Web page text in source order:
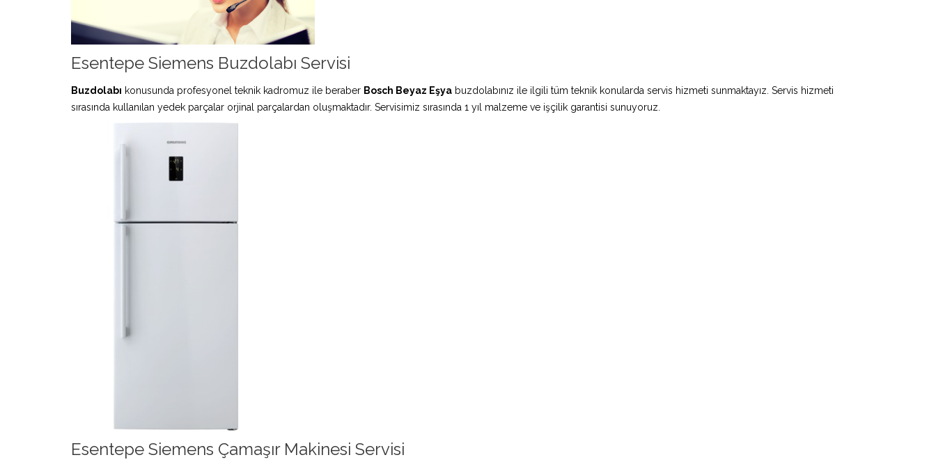
Esentepe Siemens Buzdolabı Servisi
Buzdolabı konusunda profesyonel teknik kadromuz ile beraber Bosch Beyaz Eşya buzdolabınız ile ilgili tüm teknik konularda servis hizmeti sunmaktayız. Servis hizmeti
sırasında kullanılan yedek parçalar orjinal parçalardan oluşmaktadır. Servisimiz sırasında 1 yıl malzeme ve işçilik garantisi sunuyoruz.
Esentepe Siemens Çamaşır Makinesi Servisi